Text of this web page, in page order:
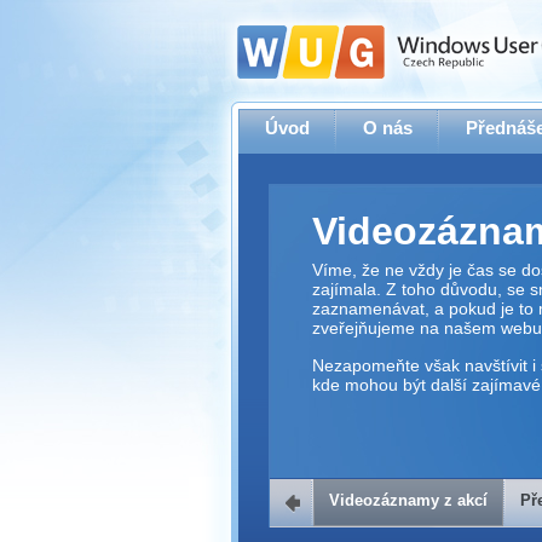
Úvod O nás
Víme, že ne vždy je čas se
zajímala. Z toho důvodu, se
zaznamenávat, a pokud je to
zveřejňujeme na našem webu.
Nezapomeňte však navštívit i
kde mohou být další zajímavé
Přehrávač
Videozáznamy z akcí